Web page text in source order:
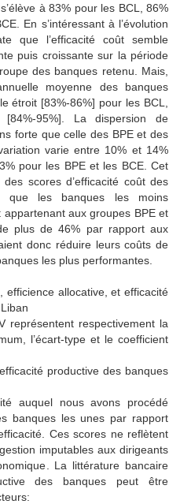
à 83% pour les BCL, 86%
En s’intéressant à l’évolution
que l’efficacité coût semble
puis croissante sur la période
des banques retenu. Mais,
moyenne des banques
étroit [83%-86%] pour les BCL,
95%]. La dispersion de
forte que celle des BPE et des
varie entre 10% et 14%
pour les BPE et les BCE. Cet
scores d’efficacité coût des
que les banques les moins
aux groupes BPE et
plus de 46% par rapport aux
donc réduire leurs coûts de
les plus performantes.
efficience allocative, et efficacité
représentent respectivement la
l’écart-type et le coefficient
productive des banques
auquel nous avons procédé
banques les unes par rapport
Ces scores ne reflètent
imputables aux dirigeants
La littérature bancaire
des banques peut être